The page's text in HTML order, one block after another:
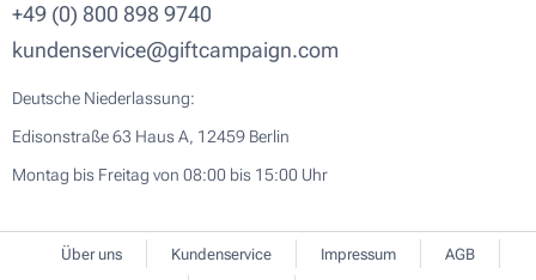
+49 (0) 800 898 9740
kundenservice@giftcampaign.com
Deutsche Niederlassung:
Edisonstraße 63 Haus A, 12459 Berlin
Montag bis Freitag von 08:00 bis 15:00 Uhr
Über uns Kundenservice Impressum
AGB